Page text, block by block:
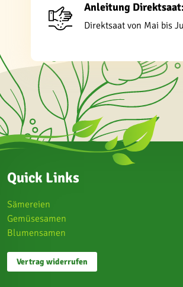
Anleitung
Direktsaat von Mai bis
Quick Links
Sämereien
Gemüsesamen
Blumensamen
Vertrag widerrufen